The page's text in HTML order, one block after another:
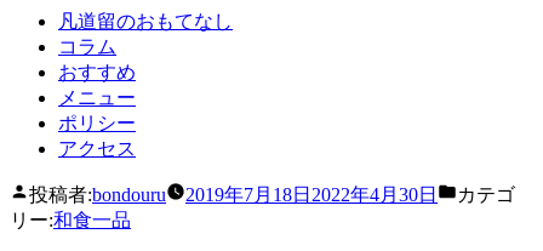
凡道留のおもてなし
コラム
おすすめ
メニュー
ポリシー
アクセス
投稿者:bondouru 2019年7月18日 2022年4月30日
カテゴ
リー:和食一品